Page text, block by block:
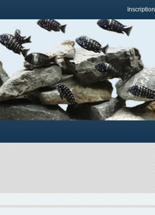
Inscription